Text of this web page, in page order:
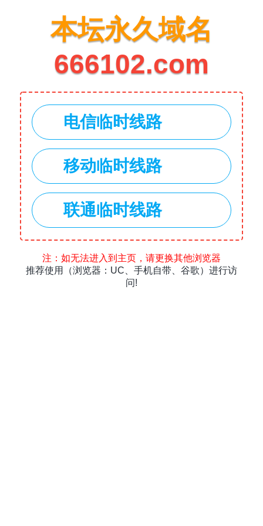
本坛永久域名
666102.com
电信临时线路
移动临时线路
联通临时线路
注：如无法进入到主页，请更换其他浏览器
推荐使用（浏览器：UC、手机自带、谷歌）进行访
问!